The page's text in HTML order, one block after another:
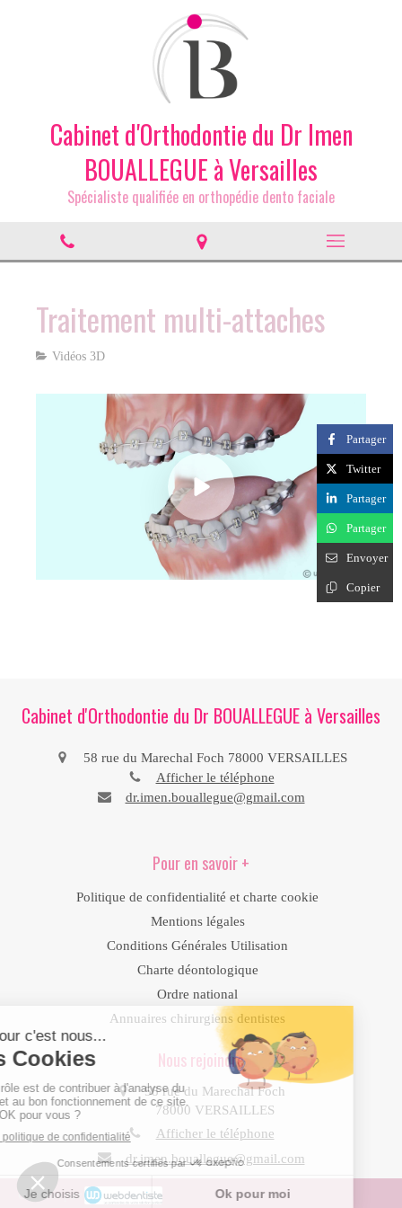
Cabinet d'Orthodontie du Dr Imen
BOUALLEGUE à Versailles
Spécialiste qualifiée en orthopédie dento faciale
Traitement multi-attaches
Vidéos 3D
Partager
Twitter
Partager
Partager
Envoyer
Copier
Cabinet d'Orthodontie du Dr BOUALLEGUE à Versailles
58 rue du Marechal Foch 78000 VERSAILLES
Afficher le téléphone
dr.imen.bouallegue@gmail.com
Pour en savoir +
Politique de confidentialité et charte cookie
Mentions légales
Conditions Générales Utilisation
Charte déontologique
Ordre national
Annuaires chirurgiens dentistes
Nous rejoindre
58 rue du Marechal Foch
78000 VERSAILLES
Afficher le téléphone
dr.imen.bouallegue@gmail.com
Création par